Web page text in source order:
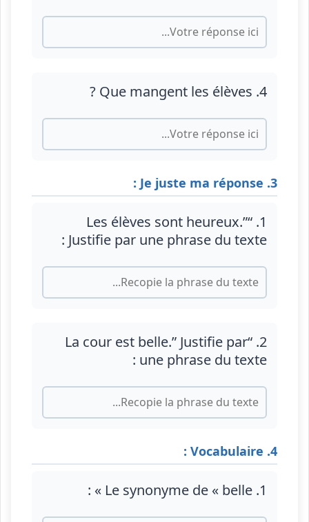
4. Que mangent les élèves ?
3. Je juste ma réponse :
1. “Les élèves sont heureux.”
Justifie par une phrase du texte :
2. “La cour est belle.” Justifie par
une phrase du texte :
4. Vocabulaire :
1. Le synonyme de « belle » :